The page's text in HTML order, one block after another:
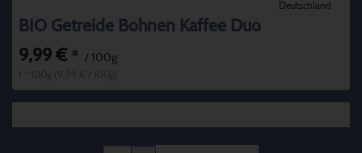
Deutschland
BIO Getreide Bohnen Kaffee Duo
9,99 € * / 100g